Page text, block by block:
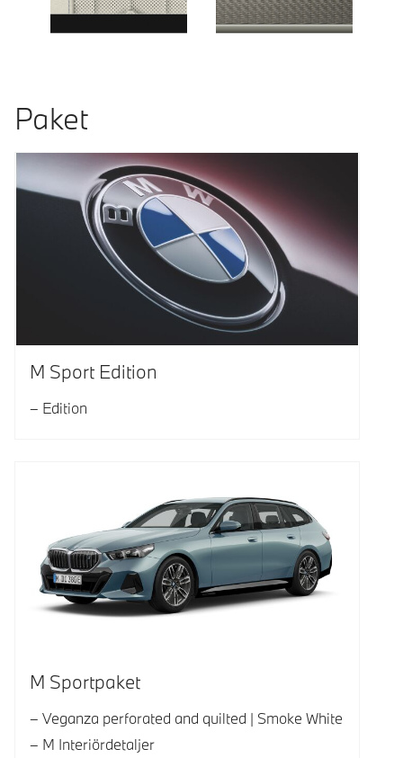
Paket
M Sport Edition
Edition
M Sportpaket
Veganza perforated and quilted | Smoke White
M Interiördetaljer